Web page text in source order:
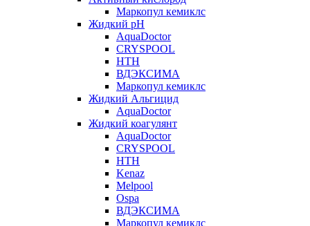
Маркопул кемиклс
Жидкий pH
AquaDoctor
CRYSPOOL
HTH
ВДЭКСИМА
Маркопул кемиклс
Жидкий Альгицид
AquaDoctor
Жидкий коагулянт
AquaDoctor
CRYSPOOL
HTH
Kenaz
Melpool
Ospa
ВДЭКСИМА
Маркопул кемиклс